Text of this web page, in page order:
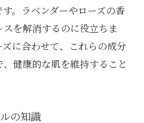
。ラベンダーやローズの香
を解消するのに役立ちま
に合わせて、これらの成分
健康的な肌を維持すること
の知識